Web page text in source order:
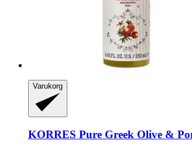
Varukorg
KORRES Pure Greek Olive &